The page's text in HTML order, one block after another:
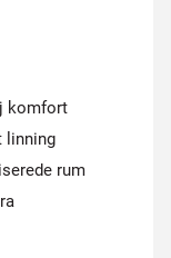
komfort
linning
rum